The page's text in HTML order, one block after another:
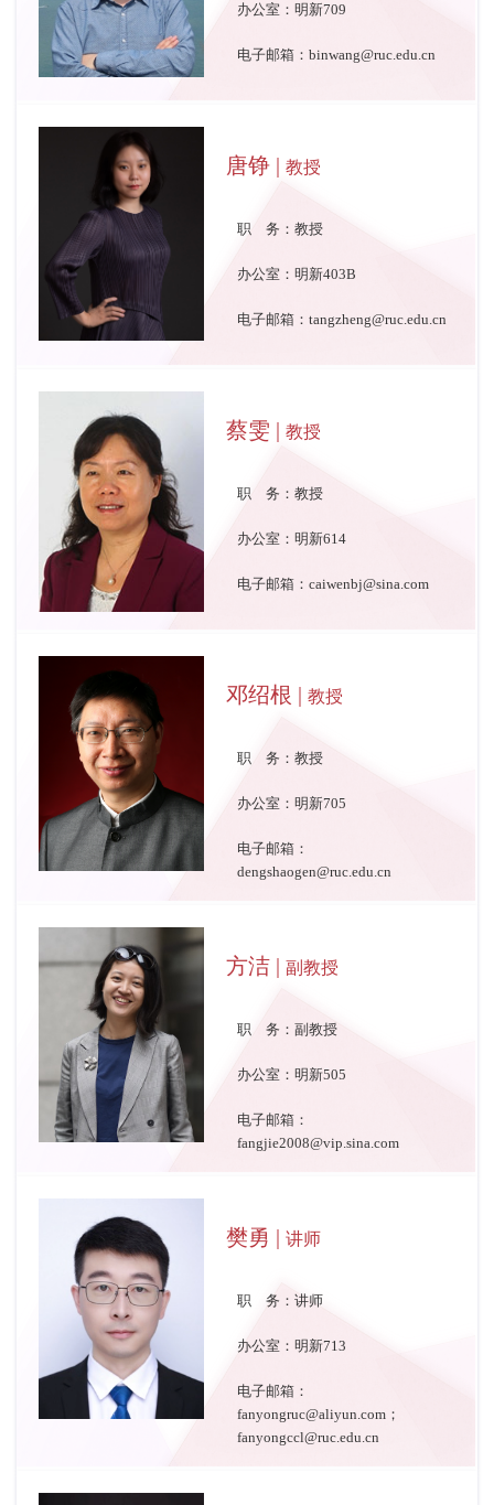
办公室：明新709
电子邮箱：binwang@ruc.edu.cn
唐铮 | 教授
职 务：教授
办公室：明新403B
电子邮箱：tangzheng@ruc.edu.cn
蔡雯 | 教授
职 务：教授
办公室：明新614
电子邮箱：caiwenbj@sina.com
邓绍根 | 教授
职 务：教授
办公室：明新705
电子邮箱：
dengshaogen@ruc.edu.cn
方洁 | 副教授
职 务：副教授
办公室：明新505
电子邮箱：
fangjie2008@vip.sina.com
樊勇 | 讲师
职 务：讲师
办公室：明新713
电子邮箱：
fanyongruc@aliyun.com；
fanyongccl@ruc.edu.cn